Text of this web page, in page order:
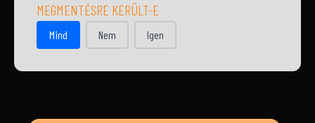
MEGMENTÉSRE KERÜLT-E
MEGMENTÉSRE KERÜLT-E
Mind Nem Igen